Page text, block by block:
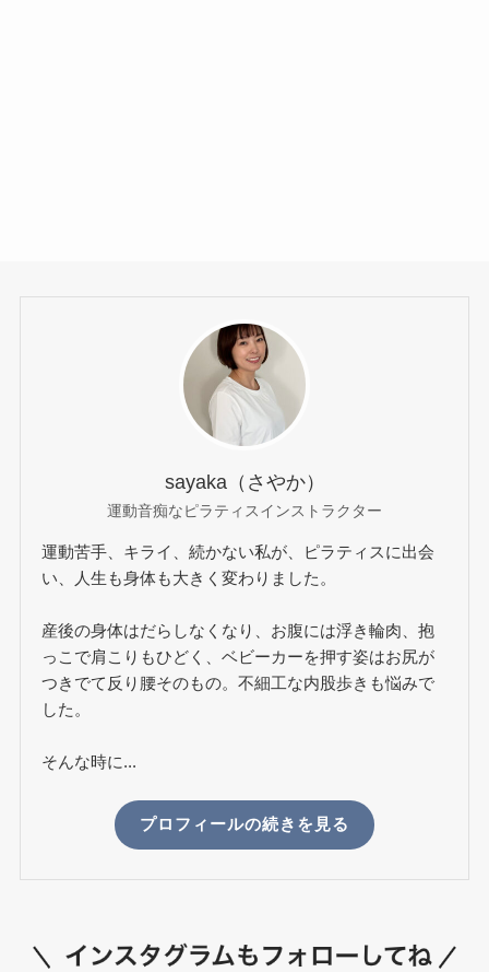
sayaka（さやか）
運動音痴なピラティスインストラクター
運動苦手、キライ、続かない私が、ピラティスに出会
い、人生も身体も大きく変わりました。
産後の身体はだらしなくなり、お腹には浮き輪肉、抱
っこで肩こりもひどく、ベビーカーを押す姿はお尻が
つきでて反り腰そのもの。不細工な内股歩きも悩みで
した。
そんな時に...
プロフィールの続きを見る